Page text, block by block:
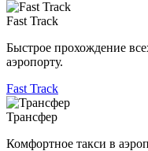
Fast Track
Быстрое прохождение
аэропорту.
Fast Track
Трансфер
Комфортное такси в